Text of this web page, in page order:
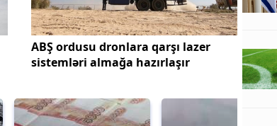
ABŞ ordusu dronlara qarşı lazer
sistemləri almağa hazırlaşır